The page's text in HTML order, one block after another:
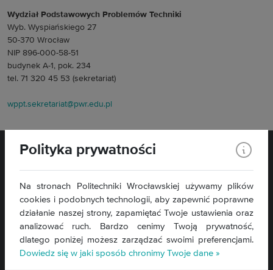
Wydział Podstawowych Problemów Techniki
Wyb. Wyspiańskiego 27
50-370 Wrocław
NIP 896-000-58-51
budynek A-1, pok. 234
tel. 71 320 45 53 (sekretariat)
wppt.sekretariat@pwr.edu.pl
Wybrzeże Wyspiańskiego 27
50-370 Wrocław
Mapa serwisu »
Polityka prywatności
Na stronach Politechniki Wrocławskiej używamy plików
cookies i podobnych technologii, aby zapewnić poprawne
działanie naszej strony, zapamiętać Twoje ustawienia oraz
analizować ruch. Bardzo cenimy Twoją prywatność,
dlatego poniżej możesz zarządzać swoimi preferencjami.
Dowiedz się w jaki sposób chronimy Twoje dane »